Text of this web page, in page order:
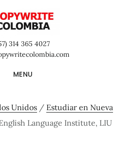
314 365 4027
MENU
Unidos / Estudiar en Nueva
Language Institute, LIU